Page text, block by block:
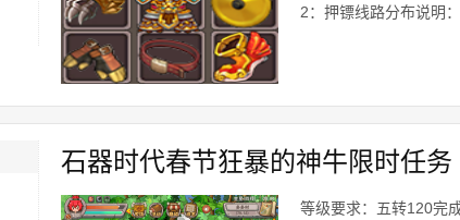
2：押镖线路分布说明
石器时代春节狂暴的神牛限时任务
等级要求：五转120完